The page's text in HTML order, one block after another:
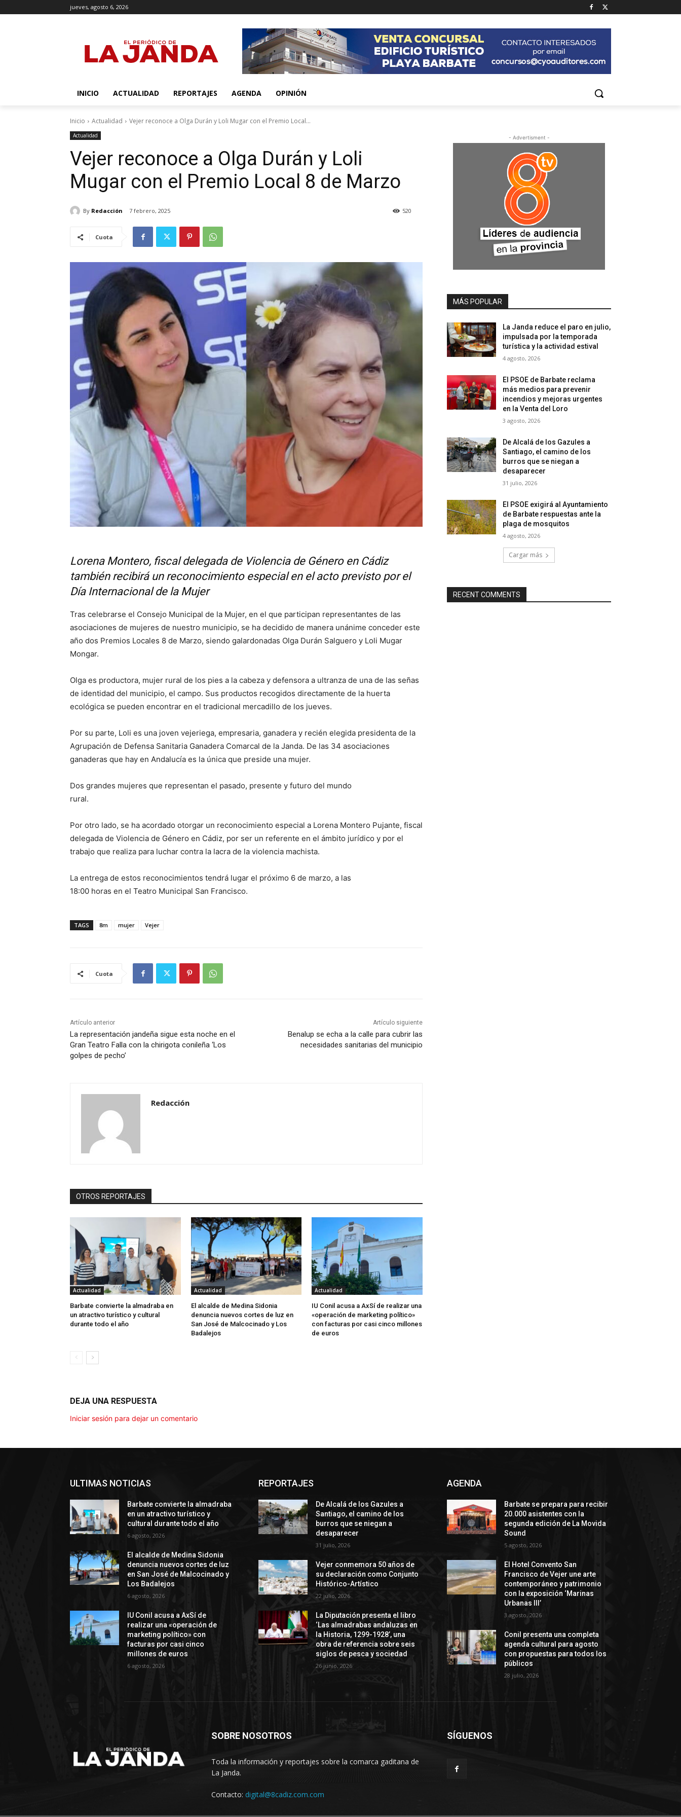
jueves, agosto 6, 2026
INICIO ACTUALIDAD REPORTAJES AGENDA OPINIÓN
Inicio Actualidad Vejer reconoce a Olga Durán y Loli Mugar con el Premio Local...
Actualidad
Vejer reconoce a Olga Durán y Loli
Mugar con el Premio Local 8 de Marzo
By Redacción 7 febrero, 2025 520
Cuota
Lorena Montero, fiscal delegada de Violencia de Género en Cádiz
también recibirá un reconocimiento especial en el acto previsto por el
Día Internacional de la Mujer
Tras celebrarse el Consejo Municipal de la Mujer, en el que participan representantes de las
asociaciones de mujeres de nuestro municipio, se ha decidido de manera unánime conceder este
año dos Premios Locales 8 de Marzo, siendo galardonadas Olga Durán Salguero y Loli Mugar
Mongar.
Olga es productora, mujer rural de los pies a la cabeza y defensora a ultranza de una de las señas
de identidad del municipio, el campo. Sus productos recogidos directamente de la huerta
ecológica se pueden encontrar en el tradicional mercadillo de los jueves.
Por su parte, Loli es una joven vejeriega, empresaria, ganadera y recién elegida presidenta de la
Agrupación de Defensa Sanitaria Ganadera Comarcal de la Janda. De las 34 asociaciones
ganaderas que hay en Andalucía es la única que preside una mujer.
Dos grandes mujeres que representan el pasado, presente y futuro del mundo
rural.
Por otro lado, se ha acordado otorgar un reconocimiento especial a Lorena Montero Pujante, fiscal
delegada de Violencia de Género en Cádiz, por ser un referente en el ámbito jurídico y por el
trabajo que realiza para luchar contra la lacra de la violencia machista.
La entrega de estos reconocimientos tendrá lugar el próximo 6 de marzo, a las
18:00 horas en el Teatro Municipal San Francisco.
TAGS 8m mujer Vejer
Cuota
Artículo anterior
La representación jandeña sigue esta noche en el
Gran Teatro Falla con la chirigota conileña ‘Los
golpes de pecho’
Artículo siguiente
Benalup se echa a la calle para cubrir las
necesidades sanitarias del municipio
Redacción
OTROS REPORTAJES
Actualidad
Barbate convierte la almadraba en
un atractivo turístico y cultural
durante todo el año
Actualidad
El alcalde de Medina Sidonia
denuncia nuevos cortes de luz en
San José de Malcocinado y Los
Badalejos
Actualidad
IU Conil acusa a AxSí de realizar una
«operación de marketing político»
con facturas por casi cinco millones
de euros
DEJA UNA RESPUESTA
Iniciar sesión para dejar un comentario
- Advertisment -
MÁS POPULAR
La Janda reduce el paro en julio,
impulsada por la temporada
turística y la actividad estival
4 agosto, 2026
El PSOE de Barbate reclama
más medios para prevenir
incendios y mejoras urgentes
en la Venta del Loro
3 agosto, 2026
De Alcalá de los Gazules a
Santiago, el camino de los
burros que se niegan a
desaparecer
31 julio, 2026
El PSOE exigirá al Ayuntamiento
de Barbate respuestas ante la
plaga de mosquitos
4 agosto, 2026
Cargar más
RECENT COMMENTS
ULTIMAS NOTICIAS
Barbate convierte la almadraba
en un atractivo turístico y
cultural durante todo el año
6 agosto, 2026
El alcalde de Medina Sidonia
denuncia nuevos cortes de luz
en San José de Malcocinado y
Los Badalejos
6 agosto, 2026
IU Conil acusa a AxSí de
realizar una «operación de
marketing político» con
facturas por casi cinco
millones de euros
6 agosto, 2026
REPORTAJES
De Alcalá de los Gazules a
Santiago, el camino de los
burros que se niegan a
desaparecer
31 julio, 2026
Vejer conmemora 50 años de
su declaración como Conjunto
Histórico-Artístico
22 julio, 2026
La Diputación presenta el libro
‘Las almadrabas andaluzas en
la Historia, 1299-1928’, una
obra de referencia sobre seis
siglos de pesca y sociedad
26 junio, 2026
AGENDA
Barbate se prepara para recibir
20.000 asistentes con la
segunda edición de La Movida
Sound
5 agosto, 2026
El Hotel Convento San
Francisco de Vejer une arte
contemporáneo y patrimonio
con la exposición ‘Marinas
Urbanas III’
3 agosto, 2026
Conil presenta una completa
agenda cultural para agosto
con propuestas para todos los
públicos
28 julio, 2026
SOBRE NOSOTROS
Toda la información y reportajes sobre la comarca gaditana de
La Janda.
Contacto: digital@8cadiz.com.com
SÍGUENOS